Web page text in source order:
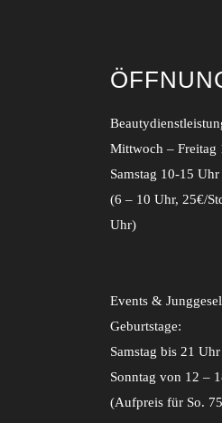
Mittwoch – Freitag
Samstag 10-15 Uhr
(6 – 10 Uhr, 25€/
Uhr)
Events &
Geburtstage:
Samstag bis 21 Uhr
Sonntag von 12 –
(Aufpreis für So.